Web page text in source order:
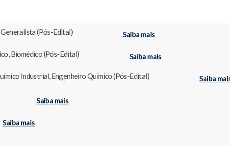
(Pós-Edital) Saiba mais
Biomédico (Pós-Edital) Saiba mais
Industrial, Engenheiro Químico (Pós-Edital) Saiba
Saiba mais
Saiba mais